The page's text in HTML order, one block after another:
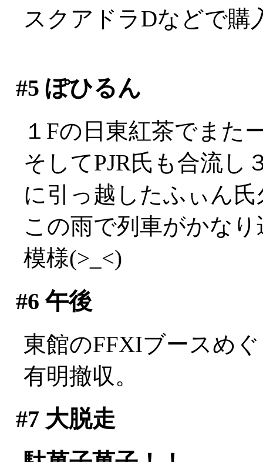
スクアドラDなどで購
#5 ぽひるん
１Fの日東紅茶でまた
そしてPJR氏も合流し
に引っ越したふぃん
この雨で列車がかな
模様(>_<)
#6 午後
東館のFFXIブースめ
有明撤収。
#7 大脱走